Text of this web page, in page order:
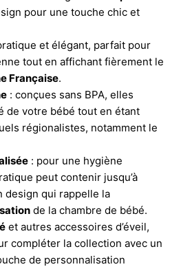
pour une touche chic et
et élégant, parfait pour
tout en affichant fièrement le
Française.
: conçues sans BPA, elles
de votre bébé tout en étant
régionalistes, notamment le
: pour une hygiène
peut contenir jusqu’à
design qui rappelle la
de la chambre de bébé.
et autres accessoires d’éveil,
compléter la collection avec un
de personnalisation